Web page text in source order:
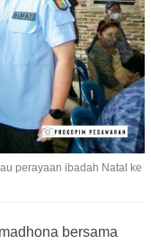
perayaan ibadah Natal ke
bersama